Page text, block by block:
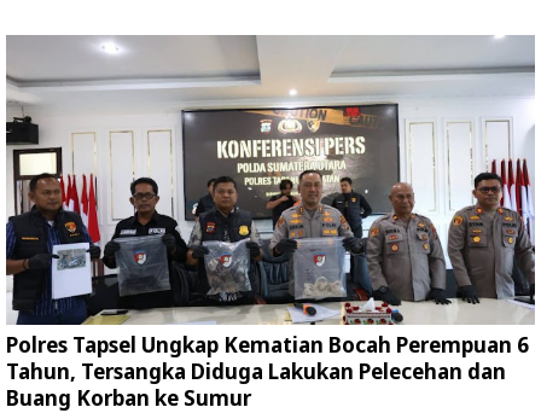
Polres Tapsel Ungkap Kematian Bocah Perempuan 6
Tahun, Tersangka Diduga Lakukan Pelecehan dan
Buang Korban ke Sumur